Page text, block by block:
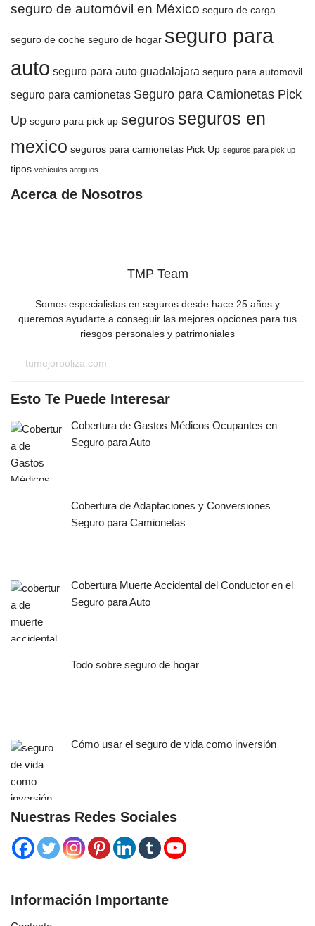
seguro de automóvil en México seguro de carga
seguro de coche seguro de hogar seguro para
auto seguro para auto guadalajara seguro para automovil
seguro para camionetas Seguro para Camionetas Pick
Up seguro para pick up seguros seguros en
mexico seguros para camionetas Pick Up seguros para pick up
tipos vehículos antiguos
Acerca de Nosotros
TMP Team
Somos especialistas en seguros desde hace 25 años y
queremos ayudarte a conseguir las mejores opciones para tus
riesgos personales y patrimoniales
tumejorpoliza.com
Esto Te Puede Interesar
Cobertura de Gastos Médicos Ocupantes en
Seguro para Auto
Cobertura de Adaptaciones y Conversiones
Seguro para Camionetas
Cobertura Muerte Accidental del Conductor en el
Seguro para Auto
Todo sobre seguro de hogar
Cómo usar el seguro de vida como inversión
Nuestras Redes Sociales
Información Importante